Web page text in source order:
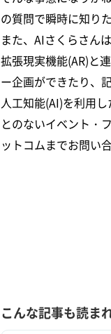
の質問で瞬時に知り
また、AIさくらさん
拡張現実機能(AR)と
ー企画ができたり、
人工知能(AI)を利用
とのないイベント・
ットコムまでお問い
こんな記事も読ま